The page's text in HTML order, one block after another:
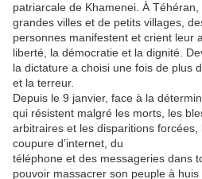
patriarcale de Khamenei. À
grandes villes et de petits villages,
personnes manifestent et crient leur
liberté, la démocratie et la dignité.
la dictature a choisi une fois de plus
et la terreur.
Depuis le 9 janvier, face à la
qui résistent malgré les morts, les
arbitraires et les disparitions
coupure d’internet, du
téléphone et des messageries dans
pouvoir massacrer son peuple à huis